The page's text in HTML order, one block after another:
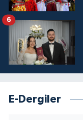
6
E-Dergiler